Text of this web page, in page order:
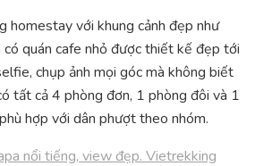
homestay với khung cảnh đẹp như
có quán cafe nhỏ được thiết kế đẹp tới
chụp ảnh mọi góc mà không biết
tất cả 4 phòng đơn, 1 phòng đôi và 1
hợp với dân phượt theo nhóm.